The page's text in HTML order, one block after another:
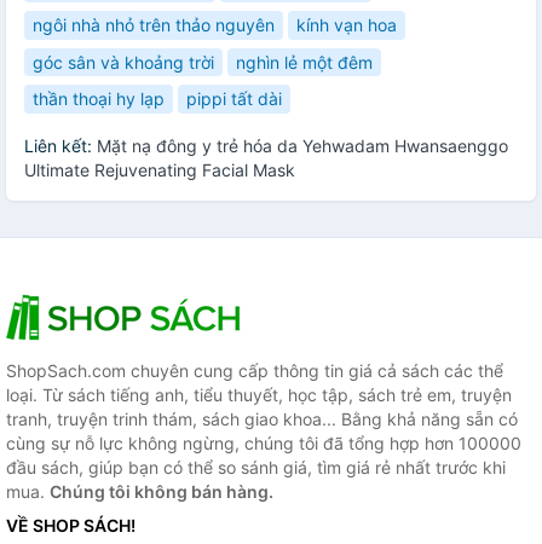
ngôi nhà nhỏ trên thảo nguyên
kính vạn hoa
góc sân và khoảng trời
nghìn lẻ một đêm
thần thoại hy lạp
pippi tất dài
Liên kết: Mặt nạ đông y trẻ hóa da Yehwadam Hwansaenggo
Ultimate Rejuvenating Facial Mask
ShopSach.com chuyên cung cấp thông tin giá cả sách các thể
loại. Từ sách tiếng anh, tiểu thuyết, học tập, sách trẻ em, truyện
tranh, truyện trinh thám, sách giao khoa... Bằng khả năng sẵn có
cùng sự nỗ lực không ngừng, chúng tôi đã tổng hợp hơn 100000
đầu sách, giúp bạn có thể so sánh giá, tìm giá rẻ nhất trước khi
mua. Chúng tôi không bán hàng.
VỀ SHOP SÁCH!